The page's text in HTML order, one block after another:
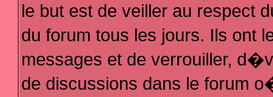
le but est de veiller au respect
du forum tous les jours. Ils ont
messages et de verrouiller,
de discussions dans le forum